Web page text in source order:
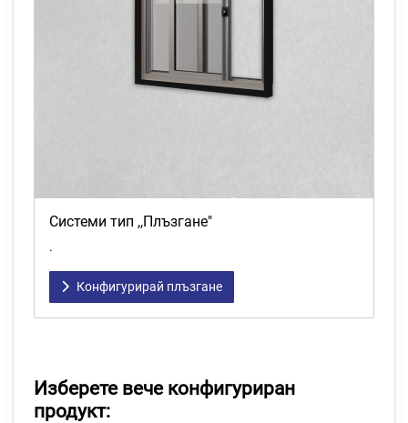
Системи тип ,,Плъзгане"
.
Конфигурирай плъзгане
Изберете вече конфигуриран
продукт: